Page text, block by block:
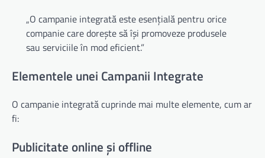
„O campanie integrată este esențială pentru orice
companie care dorește să își promoveze produsele
sau serviciile în mod eficient.”
Elementele unei Campanii Integrate
O campanie integrată cuprinde mai multe elemente, cum ar
fi:
Publicitate online și offline